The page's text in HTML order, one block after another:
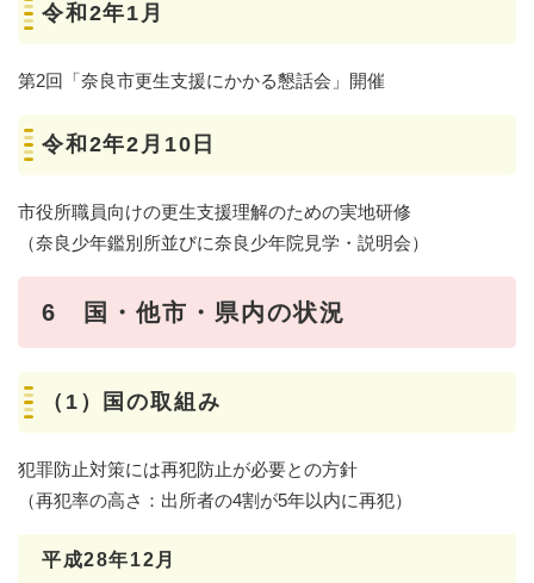
令和2年1月
第2回「奈良市更生支援にかかる懇話会」開催
令和2年2月10日
市役所職員向けの更生支援理解のための実地研修
（奈良少年鑑別所並びに奈良少年院見学・説明会）
6 国・他市・県内の状況
（1）国の取組み
犯罪防止対策には再犯防止が必要との方針
（再犯率の高さ：出所者の4割が5年以内に再犯）
平成28年12月